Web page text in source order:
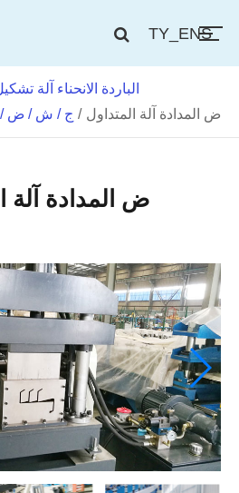
TY_ENS
الباردة الانحناء آلة
ج / ش / ض / م
ض المدادة آلة المتداول
ض المدادة آلة